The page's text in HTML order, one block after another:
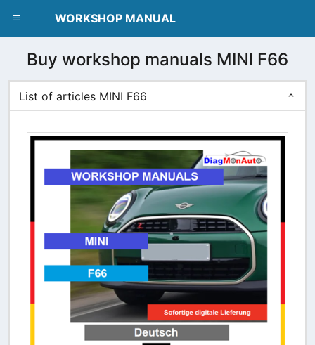
WORKSHOP MANUAL
Buy workshop manuals MINI F66
List of articles MINI F66